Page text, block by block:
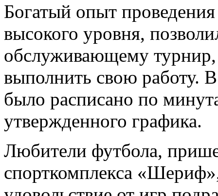
Богатый опыт
высокого уровня,
обслуживающему турнир,
выполнить свою работу.
было расписано по
утвержденного графика.
Любители футбола,
спорткомплекса